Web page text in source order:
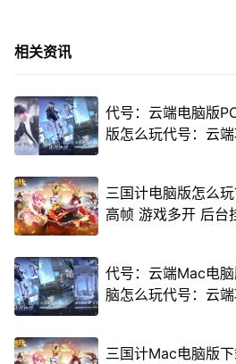
相关资讯
代号：云端电脑版
版怎么玩代号：云
三国计电脑版怎么
高帧 游戏多开 后台
代号：云端Mac电
脑怎么玩代号：云
三国计Mac电脑版